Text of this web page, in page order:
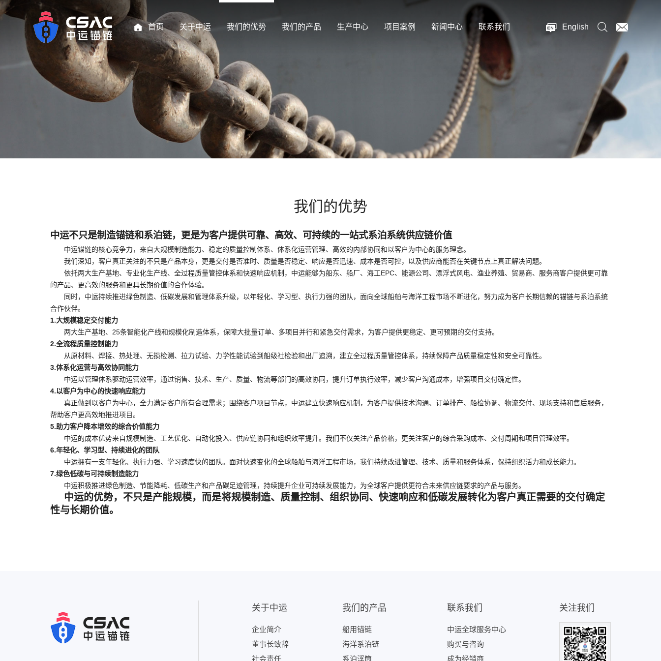
首页 关于中运 我们的优势 我们的产品 生产中心 项目案例 新闻中心 联系我们 English
我们的优势
中运不只是制造锚链和系泊链，更是为客户提供可靠、高效、可持续的一站式系泊系统供应链价值
中运锚链的核心竞争力，来自大规模制造能力、稳定的质量控制体系、体系化运营管理、高效的内部协同和以客户为中心的服务理念。
我们深知，客户真正关注的不只是产品本身，更是交付是否准时、质量是否稳定、响应是否迅速、成本是否可控，以及供应商能否在关键节点上真正解决问题。
依托两大生产基地、专业化生产线、全过程质量管控体系和快速响应机制，中运能够为船东、船厂、海工EPC、能源公司、漂浮式风电、渔业养殖、贸易商、服务商客户提供更可靠
的产品、更高效的服务和更具长期价值的合作体验。
同时，中运持续推进绿色制造、低碳发展和管理体系升级，以年轻化、学习型、执行力强的团队，面向全球船舶与海洋工程市场不断进化，努力成为客户长期信赖的锚链与系泊系统
合作伙伴。
1.大规模稳定交付能力
两大生产基地、25条智能化产线和规模化制造体系，保障大批量订单、多项目并行和紧急交付需求，为客户提供更稳定、更可预期的交付支持。
2.全流程质量控制能力
从原材料、焊接、热处理、无损检测、拉力试验、力学性能试验到船级社检验和出厂追溯，建立全过程质量管控体系，持续保障产品质量稳定性和安全可靠性。
3.体系化运营与高效协同能力
中运以管理体系驱动运营效率，通过销售、技术、生产、质量、物流等部门的高效协同，提升订单执行效率，减少客户沟通成本，增强项目交付确定性。
4.以客户为中心的快速响应能力
真正做到以客户为中心，全力满足客户所有合理需求；围绕客户项目节点，中运建立快速响应机制，为客户提供技术沟通、订单排产、船检协调、物流交付、现场支持和售后服务，
帮助客户更高效地推进项目。
5.助力客户降本增效的综合价值能力
中运的成本优势来自规模制造、工艺优化、自动化投入、供应链协同和组织效率提升。我们不仅关注产品价格，更关注客户的综合采购成本、交付周期和项目管理效率。
6.年轻化、学习型、持续进化的团队
中运拥有一支年轻化、执行力强、学习速度快的团队。面对快速变化的全球船舶与海洋工程市场，我们持续改进管理、技术、质量和服务体系，保持组织活力和成长能力。
7.绿色低碳与可持续制造能力
中运积极推进绿色制造、节能降耗、低碳生产和产品碳足迹管理，持续提升企业可持续发展能力，为全球客户提供更符合未来供应链要求的产品与服务。
中运的优势，不只是产能规模，而是将规模制造、质量控制、组织协同、快速响应和低碳发展转化为客户真正需要的交付确定
性与长期价值。
关于中运
企业简介
董事长致辞
社会责任
我们的产品
船用锚链
海洋系泊链
系泊浮筒
联系我们
中运全球服务中心
购买与咨询
成为经销商
关注我们